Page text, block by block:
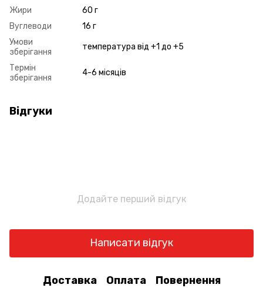
Жири
60 г
Вуглеводи
16 г
Умови
зберігання
температура від +1 до +5
Термін
зберігання
4-6 місяців
Відгуки
Додайте перший відгук
Написати відгук
Доставка Оплата Повернення